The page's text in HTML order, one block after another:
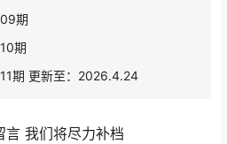
期
期
期 更新至：2026.4.24
言 我们将尽力补档